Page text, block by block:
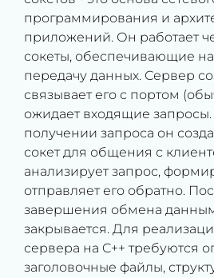
программирования и
приложений. Он работает
сокеты, обеспечивающие
передачу данных. Сервер
связывает его с портом
ожидает входящие
получении запроса он
сокет для общения с
анализирует запрос,
отправляет его обратно.
завершения обмена
закрывается. Для
сервера на C++ требуются
заголовочные файлы,